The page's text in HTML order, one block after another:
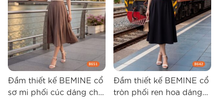
Đầm thiết kế BEMINE cổ
sơ mi phối cúc dáng chữ
Đầm thiết kế BEMINE cổ
tròn phối ren hoa dáng